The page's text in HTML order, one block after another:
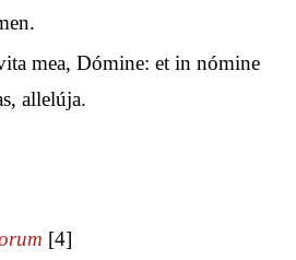
mea, Dómine: et in nómine
allelúja.
[4]